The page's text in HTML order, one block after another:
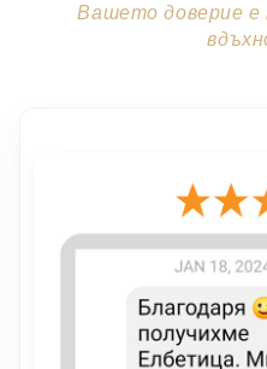
Вашето доверие е